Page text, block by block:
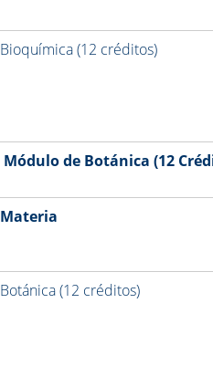
Bioquímica (12 créditos)
Módulo de Botánica (12
Materia
Botánica (12 créditos)